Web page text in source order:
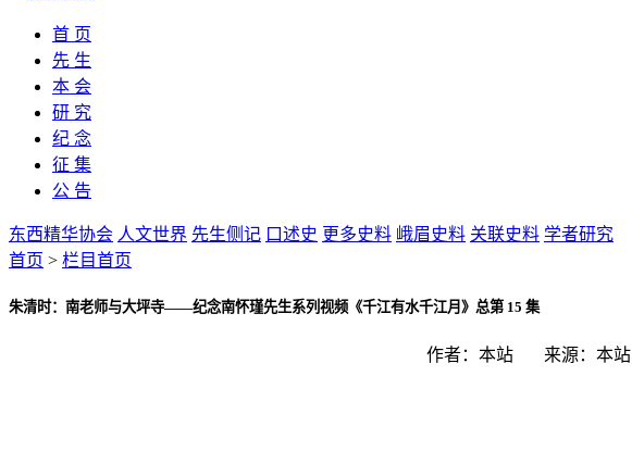
首 页
先 生
本 会
研 究
纪 念
征 集
公 告
东西精华协会 人文世界 先生侧记 口述史 更多史料 峨眉史料 关联史料 学者研究
首页 > 栏目首页
朱清时：南老师与大坪寺——纪念南怀瑾先生系列视频《千江有水千江月》总第 15 集
作者： 本站 来源： 本站